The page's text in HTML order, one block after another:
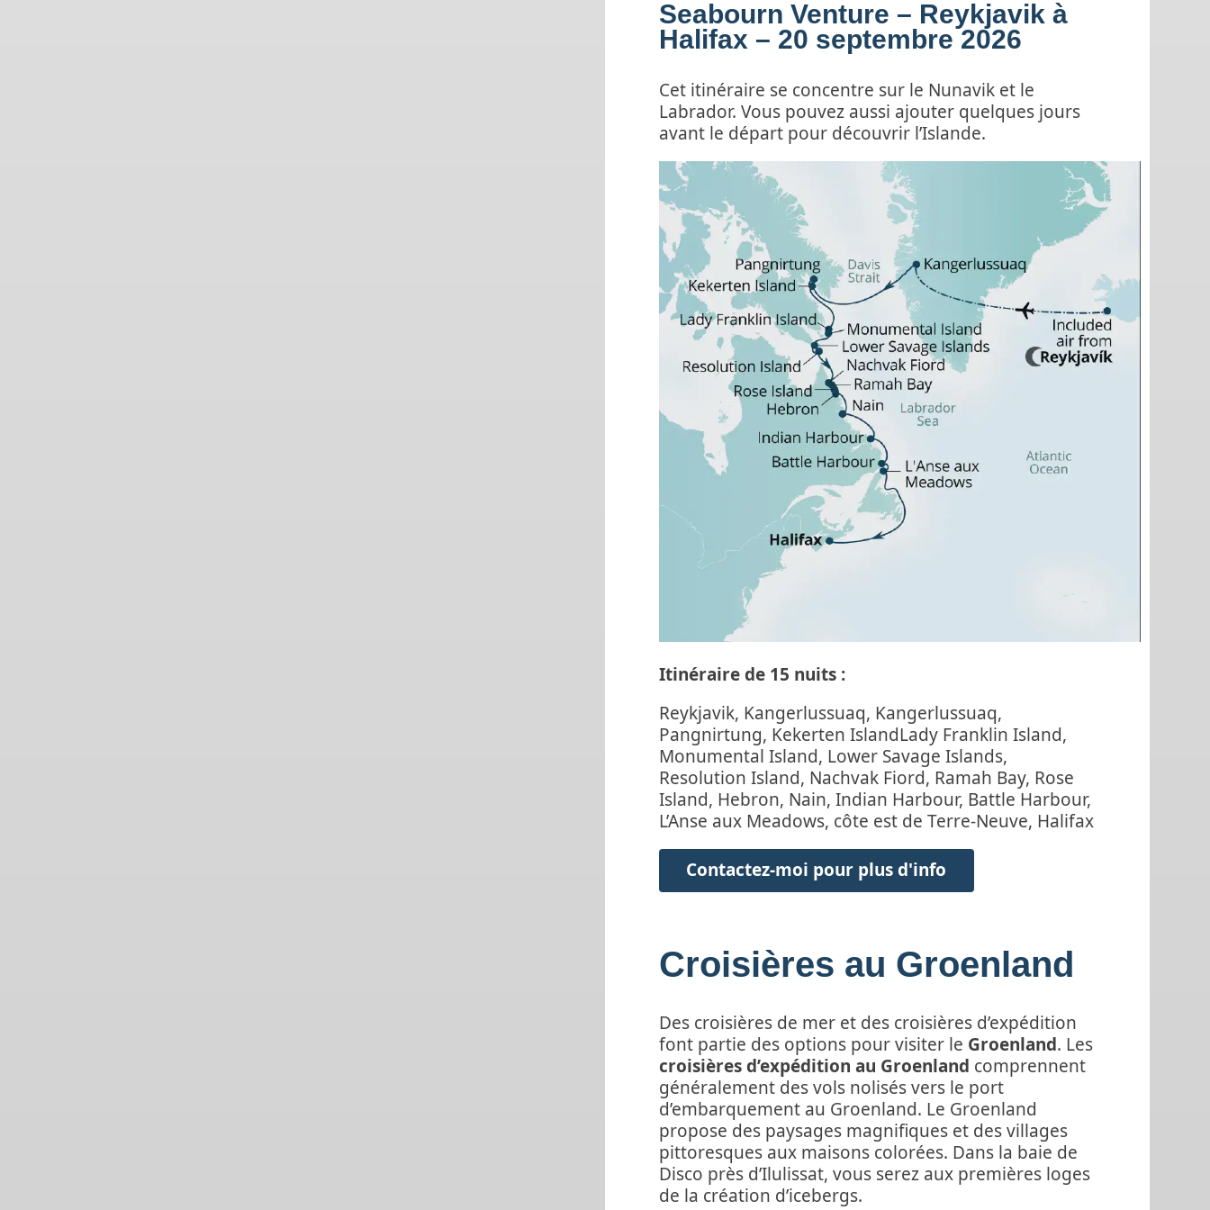
Seabourn Venture – Reykjavik à
Halifax – 20 septembre 2026
Cet itinéraire se concentre sur le Nunavik et le
Labrador. Vous pouvez aussi ajouter quelques jours
avant le départ pour découvrir l’Islande.
Itinéraire de 15 nuits :
Reykjavik, Kangerlussuaq, Kangerlussuaq,
Pangnirtung, Kekerten IslandLady Franklin Island,
Monumental Island, Lower Savage Islands,
Resolution Island, Nachvak Fiord, Ramah Bay, Rose
Island, Hebron, Nain, Indian Harbour, Battle Harbour,
L’Anse aux Meadows, côte est de Terre-Neuve, Halifax
Contactez-moi pour plus d'info
Croisières au Groenland
Des croisières de mer et des croisières d’expédition
font partie des options pour visiter le Groenland. Les
croisières d’expédition au Groenland comprennent
généralement des vols nolisés vers le port
d’embarquement au Groenland. Le Groenland
propose des paysages magnifiques et des villages
pittoresques aux maisons colorées. Dans la baie de
Disco près d’Ilulissat, vous serez aux premières loges
de la création d’icebergs.